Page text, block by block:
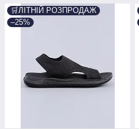
🛒ЛІТНІЙ РОЗПРОДАЖ
–25%